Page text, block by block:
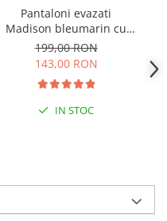
Pantaloni evazati
Madison bleumarin cu
talie inalta
199,00 RON
143,00 RON
IN STOC